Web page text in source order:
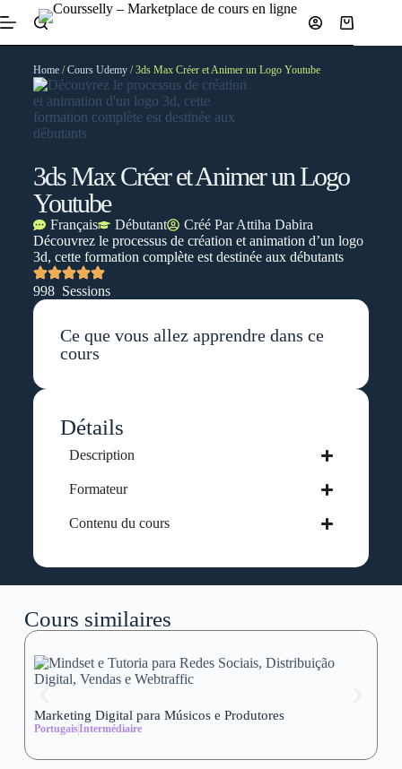
Home/Cours Udemy/ 3ds Max Créer et Animer un Logo Youtube
3ds Max Créer et Animer un Logo
Youtube
Français Débutant Créé ParAttiha Dabira
Découvrez le processus de création et animation d’un logo
3d, cette formation complète est destinée aux débutants
998 Sessions
Ce que vous allez apprendre dans ce
cours
Détails
Description
Formateur
Contenu du cours
Cours similaires
Marketing Digital para Músicos e Produtores
PortugaisIntermédiaire